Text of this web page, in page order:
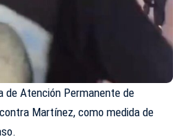
de Atención Permanente de
Martínez, como medida de